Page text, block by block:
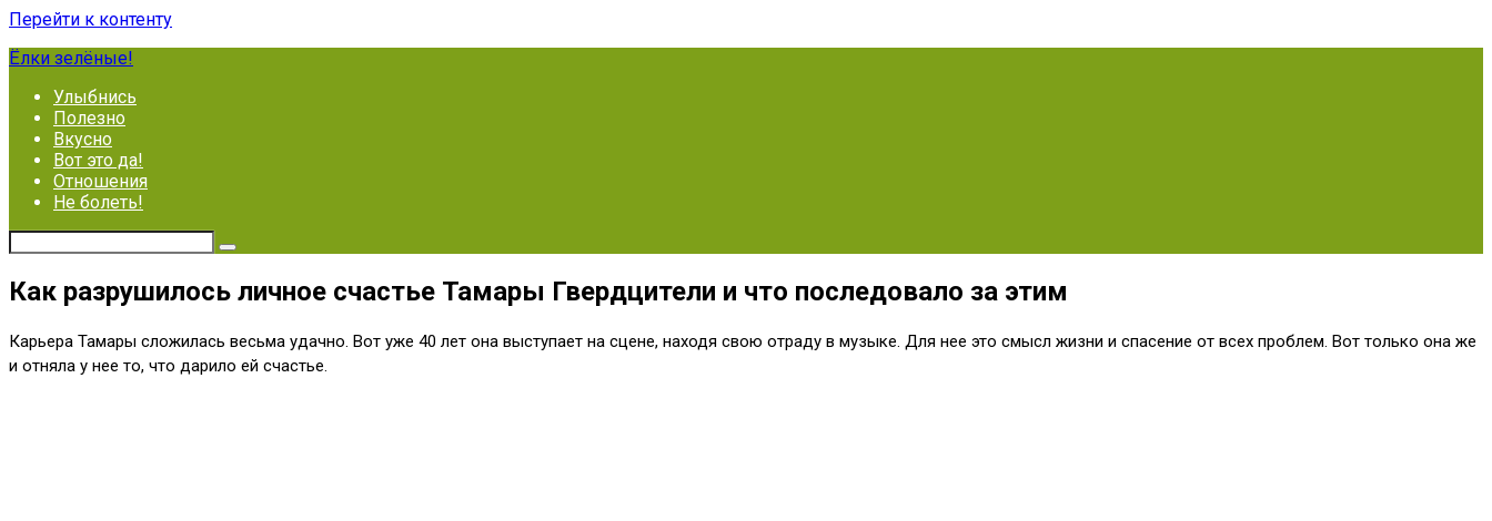
Перейти к контенту
Ёлки зелёные!
Улыбнись
Полезно
Вкусно
Вот это да!
Отношения
Не болеть!
Как разрушилось личное счастье Тамары Гвердцители и что последовало за этим
Карьера Тамары сложилась весьма удачно. Вот уже 40 лет она выступает на сцене, находя свою отраду в музыке. Для нее это смысл жизни и спасение от всех проблем. Вот только она же
и отняла у нее то, что дарило ей счастье.